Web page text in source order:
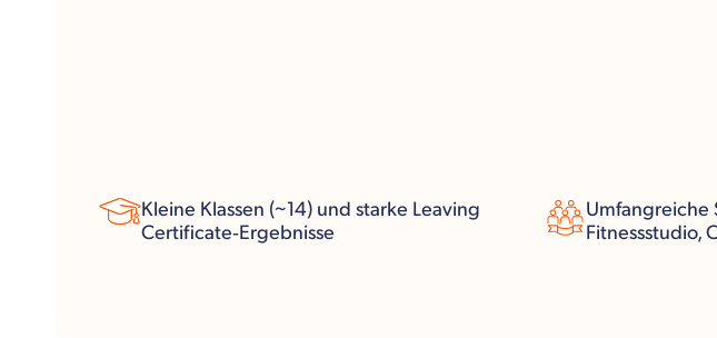
Kleine Klassen (~14) und starke Leaving
Certificate‑Ergebnisse
Umfangreiche
Fitnessstudio,